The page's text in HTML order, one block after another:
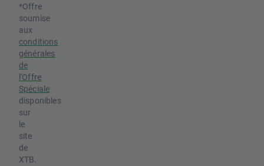
*Offre
soumise
aux
conditions
générales
de
l'Offre
Spéciale
disponibles
sur
le
site
de
XTB.